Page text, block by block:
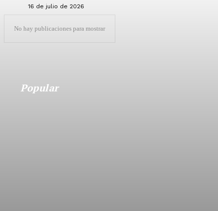
16 de julio de 2026
No hay publicaciones para mostrar
Popular